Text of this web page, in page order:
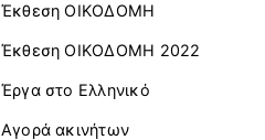
Έκθεση ΟΙΚΟΔΟΜΗ
Έκθεση ΟΙΚΟΔΟΜΗ 2022
Έργα στο Ελληνικό
Αγορά ακινήτων